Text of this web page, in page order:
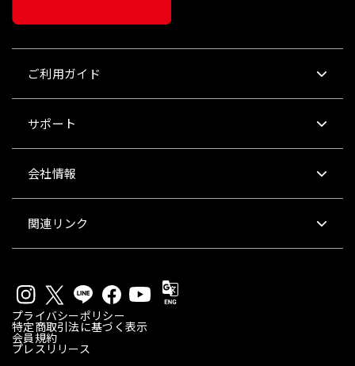
ご利用ガイド
サポート
会社情報
関連リンク
プライバシーポリシー
特定商取引法に基づく表示
会員規約
プレスリリース